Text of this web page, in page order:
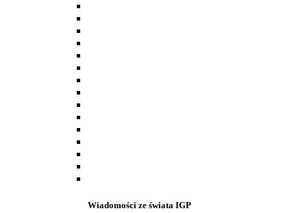
Wiadomości ze świata IGP